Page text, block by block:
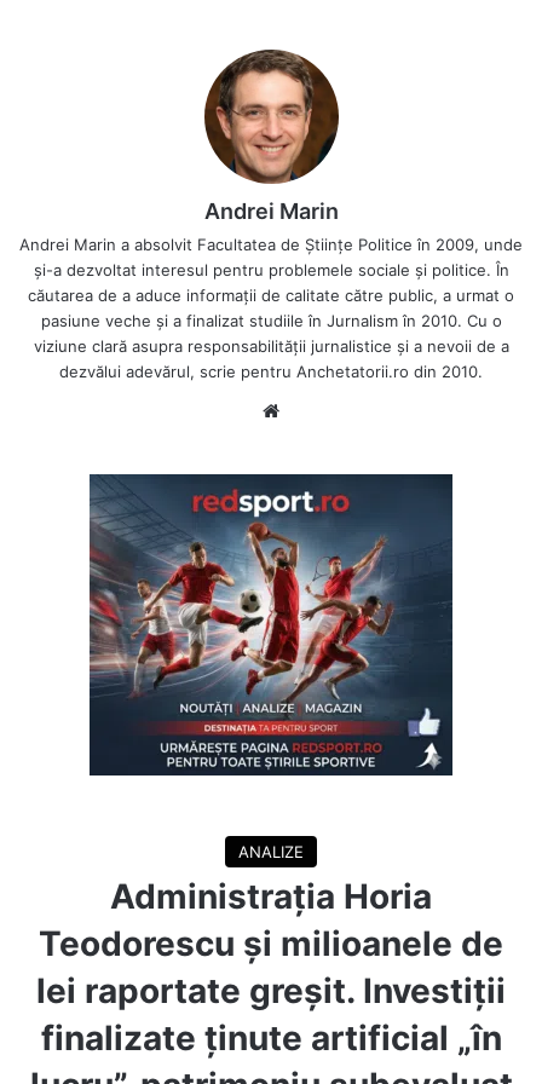
Andrei Marin
Andrei Marin a absolvit Facultatea de Științe Politice în 2009, unde
și-a dezvoltat interesul pentru problemele sociale și politice. În
căutarea de a aduce informații de calitate către public, a urmat o
pasiune veche și a finalizat studiile în Jurnalism în 2010. Cu o
viziune clară asupra responsabilității jurnalistice și a nevoii de a
dezvălui adevărul, scrie pentru Anchetatorii.ro din 2010.